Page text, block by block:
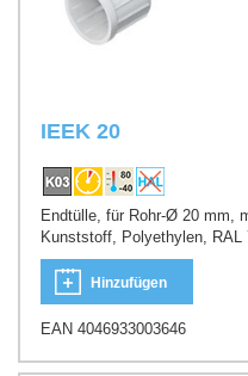
IEEK 20
Endtülle, für Rohr-Ø 20 mm,
Kunststoff, Polyethylen, RAL
Hinzufügen
EAN 4046933003646